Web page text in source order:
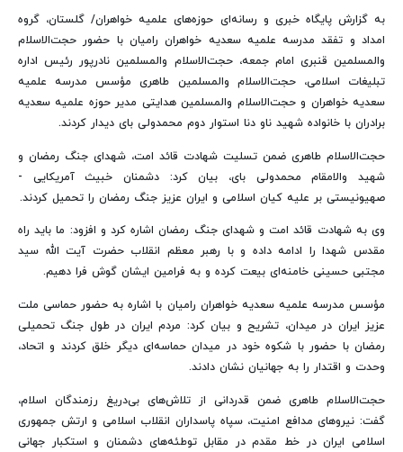
به گزارش پایگاه خبری و رسانه‌ای حوزه‌های علمیه خواهران/ گلستان، گروه
امداد و تفقد مدرسه علمیه سعدیه خواهران رامیان با حضور حجت‌الاسلام
والمسلمین قنبری امام جمعه، حجت‌الاسلام والمسلمین نادرپور رئیس اداره
تبلیغات اسلامی، حجت‌الاسلام والمسلمین طاهری مؤسس مدرسه علمیه
سعدیه خواهران و حجت‌الاسلام والمسلمین هدایتی مدیر حوزه علمیه سعدیه
برادران با خانواده شهید ناو دنا استوار دوم محمدولی بای دیدار کردند.
حجت‌الاسلام طاهری ضمن تسلیت شهادت قائد امت، شهدای جنگ رمضان و
شهید والامقام محمدولی بای، بیان کرد: دشمنان خبیث آمریکایی -
صهیونیستی بر علیه کیان اسلامی و ایران عزیز جنگ رمضان را تحمیل کردند.
وی به شهادت قائد امت و شهدای جنگ رمضان اشاره کرد و افزود: ما باید راه
مقدس شهدا را ادامه داده و با رهبر معظم انقلاب حضرت آیت الله سید
مجتبی حسینی خامنه‌ای بیعت کرده و به فرامین ایشان گوش فرا دهیم.
مؤسس مدرسه علمیه سعدیه خواهران رامیان با اشاره به حضور حماسی ملت
عزیز ایران در میدان، تشریح و بیان کرد: مردم ایران در طول جنگ تحمیلی
رمضان با حضور با شکوه خود در میدان حماسه‌ای دیگر خلق کردند و اتحاد،
وحدت و اقتدار را به جهانیان نشان دادند.
حجت‌الاسلام طاهری ضمن قدردانی از تلاش‌های بی‌دریغ رزمندگان اسلام،
گفت: نیروهای مدافع امنیت، سپاه پاسداران انقلاب اسلامی و ارتش جمهوری
اسلامی ایران در خط مقدم در مقابل توطئه‌های دشمنان و استکبار جهانی